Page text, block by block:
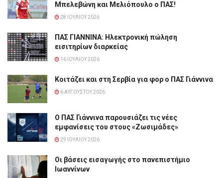
Μπελεβώνη και Μελιόπουλο ο ΠΑΣ!
28 ΙΟΥΛΊΟΥ 2026
ΠΑΣ ΓΙΑΝΝΙΝΑ: Hλεκτρονική πώληση
εισιτηρίων διαρκείας
16 ΙΟΥΛΊΟΥ 2026
Κοιτάζει και στη Σερβία για φορ ο ΠΑΣ Γιάννινα
6 ΑΥΓΟΎΣΤΟΥ 2026
Ο ΠΑΣ Γιάννινα παρουσιάζει τις νέες
εμφανίσεις του στους «Ζωσιμάδες»
29 ΙΟΥΛΊΟΥ 2026
Οι βάσεις εισαγωγής στο πανεπιστήμιο
Ιωαννίνων